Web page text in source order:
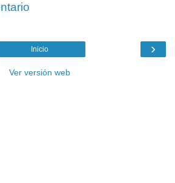
›
Inicio
Ver versión web